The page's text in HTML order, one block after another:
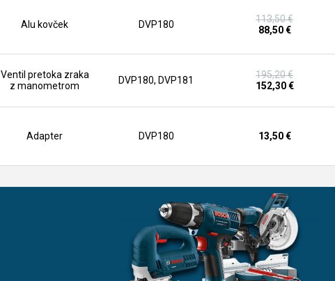
Alu kovček DVP180
113,50 €
88,50 €
Ventil pretoka zraka
z manometrom
DVP180, DVP181
195,20 €
152,30 €
Adapter DVP180 13,50 €